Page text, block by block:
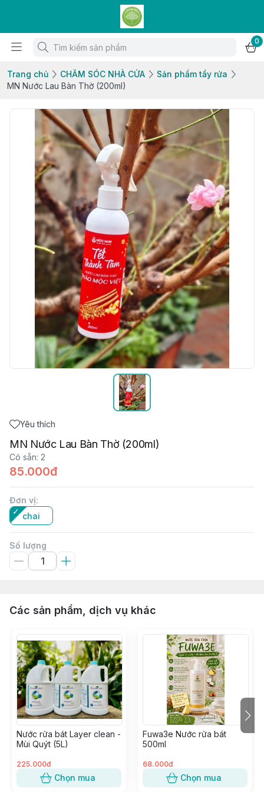
0
Trang chủ CHĂM SÓC NHÀ CỬA
Sản phẩm tẩy rửa
MN Nước Lau Bàn Thờ (200ml)
Yêu thích
MN Nước Lau Bàn Thờ (200ml)
Có sẵn: 2
85.000đ
Đơn vị:
chai
Số lượng
Các sản phẩm, dịch vụ khác
Nước rửa bát Layer clean -
Mùi Quýt (5L)
225.000đ
Chọn mua
Fuwa3e Nước rửa bát
500ml
68.000đ
Chọn mua